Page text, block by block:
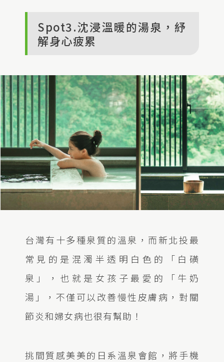
Spot3.沈浸溫暖的湯泉，紓
解身心疲累
台灣有十多種泉質的溫泉，而新北投最
常見的是混濁半透明白色的「白磺
泉」，也就是女孩子最愛的「牛奶
湯」，不僅可以改善慢性皮膚病，對關
節炎和婦女病也很有幫助！
挑間質感美美的日系溫泉會館，將手機